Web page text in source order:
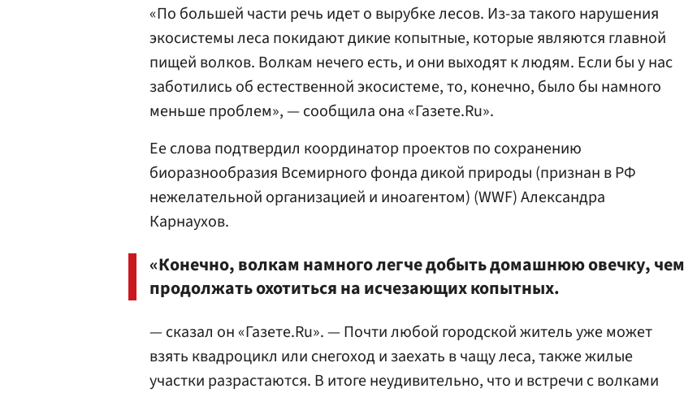
«По большей части речь идет о вырубке лесов. Из-за такого нарушения
экосистемы леса покидают дикие копытные, которые являются главной
пищей волков. Волкам нечего есть, и они выходят к людям. Если бы у нас
заботились об естественной экосистеме, то, конечно, было бы намного
меньше проблем», — сообщила она «Газете.Ru».
Ее слова подтвердил координатор проектов по сохранению
биоразнообразия Всемирного фонда дикой природы (признан в РФ
нежелательной организацией и иноагентом) (WWF) Александра
Карнаухов.
«Конечно, волкам намного легче добыть домашнюю овечку, чем
продолжать охотиться на исчезающих копытных.
— сказал он «Газете.Ru». — Почти любой городской житель уже может
взять квадроцикл или снегоход и заехать в чащу леса, также жилые
участки разрастаются. В итоге неудивительно, что и встречи с волками